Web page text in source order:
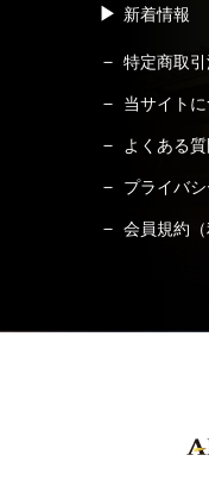
新着情報
特定商取
当サイト
よくある質
プライバ
会員規約（